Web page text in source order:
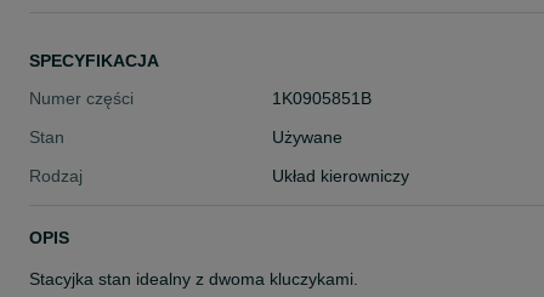
SPECYFIKACJA
Numer części
1K0905851B
Stan
Używane
Rodzaj
Układ kierowniczy
OPIS
Stacyjka stan idealny z dwoma kluczykami.